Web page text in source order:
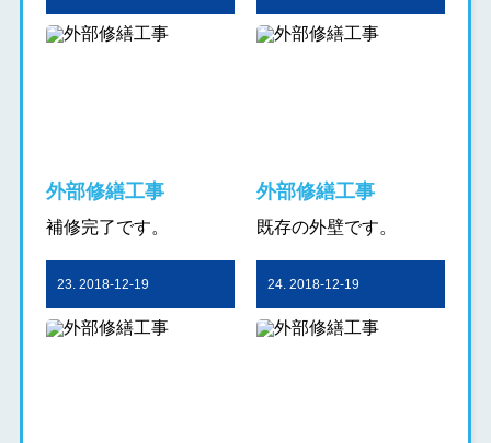
外部修繕工事
補修完了です。
外部修繕工事
既存の外壁です。
23. 2018-12-19 24. 2018-12-19